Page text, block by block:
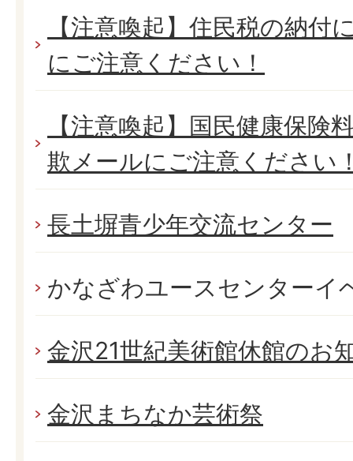
【注意喚起】住民税の納付
にご注意ください！
【注意喚起】国民健康保険
欺メールにご注意ください
長土塀青少年交流センター
かなざわユースセンターイ
金沢21世紀美術館休館のお
金沢まちなか芸術祭